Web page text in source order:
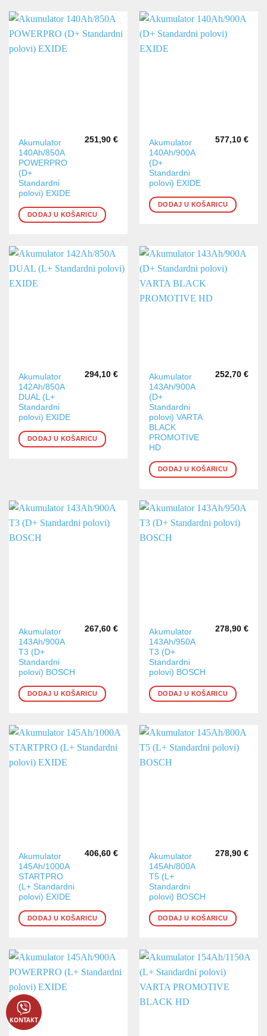
Akumulator
140Ah/850A
POWERPRO
(D+
Standardni
polovi) EXIDE
251,90 €
DODAJ U KOŠARICU
Akumulator
140Ah/900A
(D+
Standardni
polovi) EXIDE
577,10 €
DODAJ U KOŠARICU
Akumulator
142Ah/850A
DUAL (L+
Standardni
polovi) EXIDE
294,10 €
DODAJ U KOŠARICU
Akumulator
143Ah/900A
(D+
Standardni
polovi) VARTA
BLACK
PROMOTIVE
HD
252,70 €
DODAJ U KOŠARICU
Akumulator
143Ah/900A
T3 (D+
Standardni
polovi) BOSCH
267,60 €
DODAJ U KOŠARICU
Akumulator
143Ah/950A
T3 (D+
Standardni
polovi) BOSCH
278,90 €
DODAJ U KOŠARICU
Akumulator
145Ah/1000A
STARTPRO
(L+ Standardni
polovi) EXIDE
406,60 €
DODAJ U KOŠARICU
Akumulator
145Ah/800A
T5 (L+
Standardni
polovi) BOSCH
278,90 €
DODAJ U KOŠARICU
KONTAKT